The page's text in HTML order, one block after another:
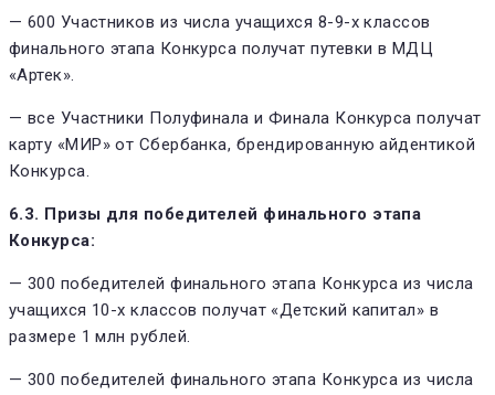
— 600 Участников из числа учащихся 8-9-х классов
финального этапа Конкурса получат путевки в МДЦ
«Артек».
— все Участники Полуфинала и Финала Конкурса получат
карту «МИР» от Сбербанка, брендированную айдентикой
Конкурса.
6.3. Призы для победителей финального этапа
Конкурса:
— 300 победителей финального этапа Конкурса из числа
учащихся 10-х классов получат «Детский капитал» в
размере 1 млн рублей.
— 300 победителей финального этапа Конкурса из числа